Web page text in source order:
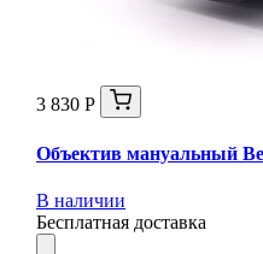
3 830 Р
Объектив мануальный
В наличии
Бесплатная доставка